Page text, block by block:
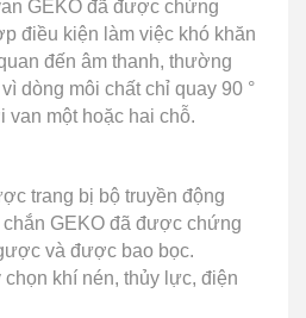
GEKO đã được chứng
điều kiện làm việc khó khăn
đến âm thanh, thường
dòng môi chất chỉ quay 90 °
một hoặc hai chỗ.
trang bị bộ truyền động
chắn GEKO đã được chứng
và được bao bọc.
chọn khí nén, thủy lực, điện